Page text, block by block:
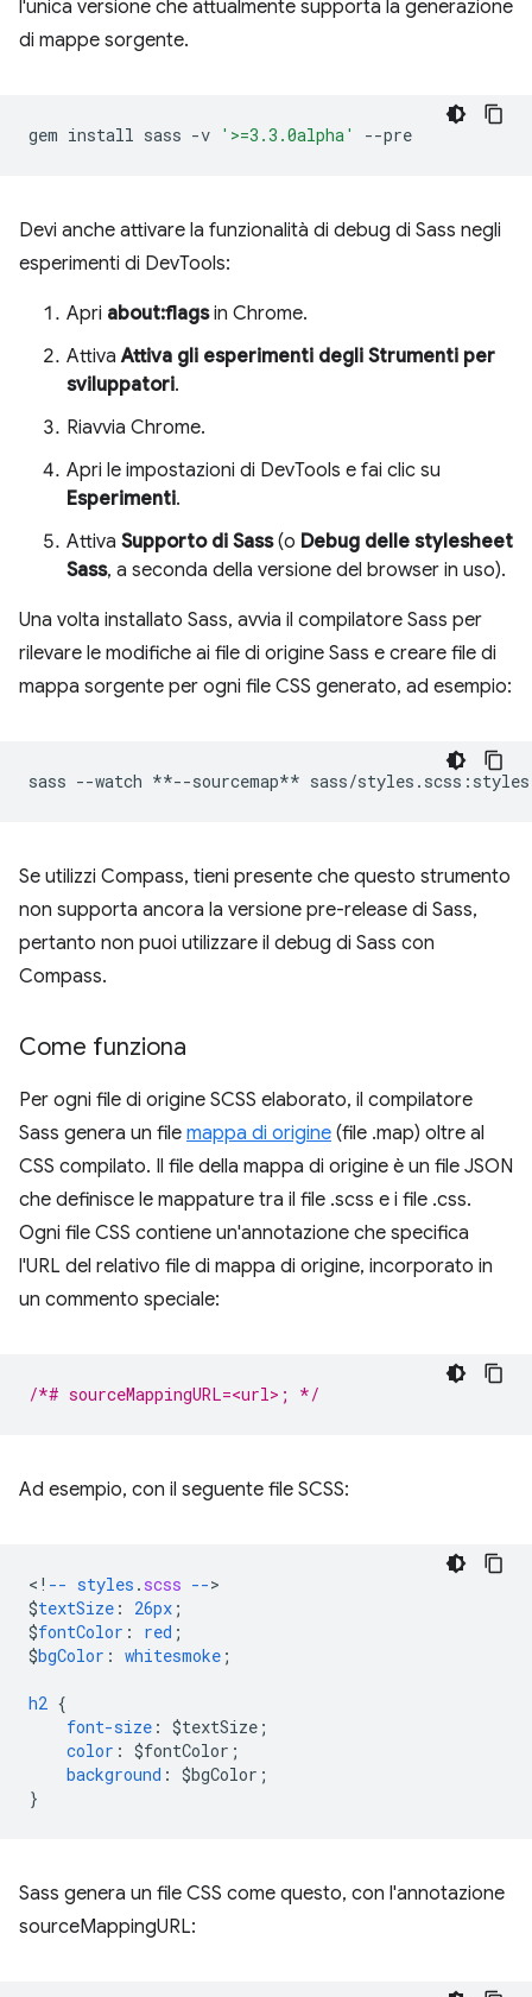
l'unica versione che attualmente supporta la generazione
di mappe sorgente.
gem install sass -v '>=3.3.0alpha'
Devi anche attivare la funzionalità di debug di Sass negli
esperimenti di DevTools:
Apri about:flagsin Chrome.
AttivaAttiva gli esperimenti degli Strumenti per
sviluppatori.
Riavvia Chrome.
Apri le impostazioni di DevTools e fai clic su
Esperimenti.
Attiva Supporto di Sass(o Debug delle stylesheet
Sass, a seconda della versione del browser in uso).
Una volta installato Sass, avvia il compilatore Sass per
rilevare le modifiche ai file di origine Sass e creare file di
mappa sorgente per ogni file CSS generato, ad esempio:
sass --watch **--sourcemap**
Se utilizzi Compass, tieni presente che questo strumento
non supporta ancora la versione pre-release di Sass,
pertanto non puoi utilizzare il debug di Sass con
Compass.
Come funziona
Per ogni file di origine SCSS elaborato, il compilatore
Sass genera un file mappa di origine (file .map) oltre al
CSS compilato. Il file della mappa di origine è un file JSON
che definisce le mappature tra il file .scss e i file .css.
Ogni file CSS contiene un'annotazione che specifica
l'URL del relativo file di mappa di origine, incorporato in
un commento speciale:
/*# sourceMappingURL=<url>; */
Ad esempio, con il seguente file SCSS:
< ! -- styles . scss --
$textSize : 26px ;
$fontColor : red ;
$bgColor : whitesmoke ;
h2 {
font-size : $textSize ;
color : $fontColor ;
background : $bgColor ;
}
Sass genera un file CSS come questo, con l'annotazione
sourceMappingURL: